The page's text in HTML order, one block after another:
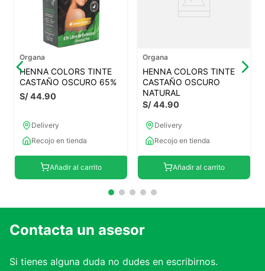
Organa
HENNA COLORS TINTE
CASTAÑO OSCURO 65%
S/44.90
Delivery
Recojo en tienda
Añadir al carrito
Organa
HENNA COLORS TINTE
CASTAÑO OSCURO
NATURAL
S/44.90
Delivery
Recojo en tienda
Añadir al carrito
Contacta un asesor
Si tienes alguna duda no dudes en escribirnos.